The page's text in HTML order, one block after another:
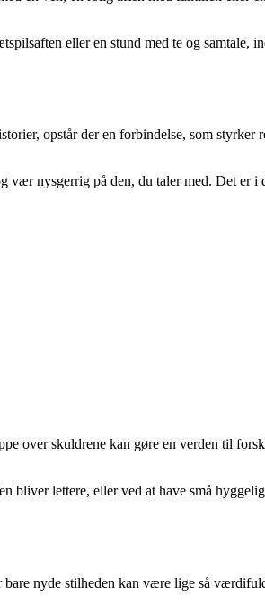
eller en stund med te og samtale,
opstår der en forbindelse, som
vær nysgerrig på den, du taler med. Det er
over skuldrene kan gøre en verden til
bliver lettere, eller ved at have små
nyde stilheden kan være lige så